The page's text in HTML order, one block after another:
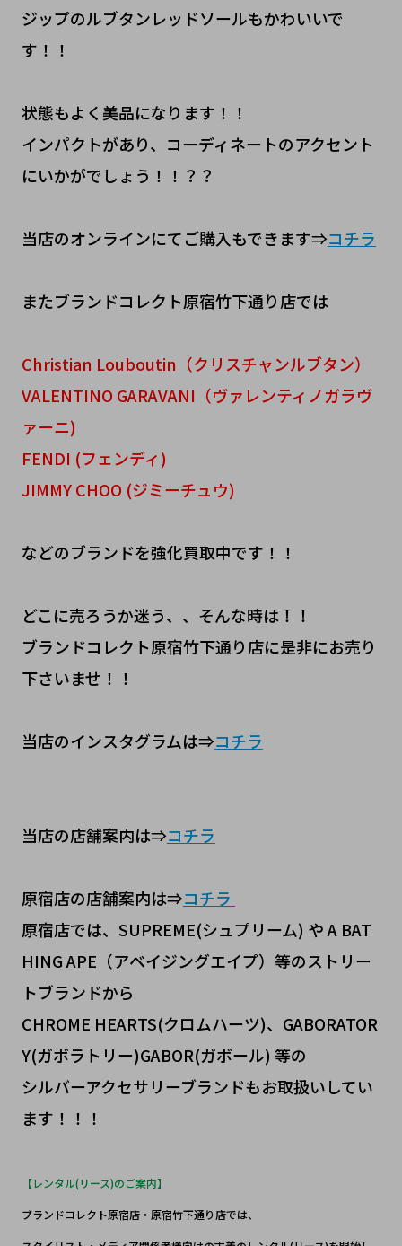
ジップのルブタンレッドソールもかわいいで
す！！
状態もよく美品になります！！
インパクトがあり、コーディネートのアクセント
にいかがでしょう！！？？
当店のオンラインにてご購入もできます⇒コチラ
またブランドコレクト原宿竹下通り店では
Christian Louboutin（クリスチャンルブタン）
VALENTINO GARAVANI（ヴァレンティノガラヴ
ァーニ)
FENDI (フェンディ)
JIMMY CHOO (ジミーチュウ)
などのブランドを強化買取中です！！
どこに売ろうか迷う、、そんな時は！！
ブランドコレクト原宿竹下通り店に是非にお売り
下さいませ！！
当店のインスタグラムは⇒コチラ
当店の店舗案内は⇒コチラ
原宿店の店舗案内は⇒コチラ
原宿店では、SUPREME(シュプリーム) や A BAT
HING APE（アベイジングエイプ）等のストリー
トブランドから
CHROME HEARTS(クロムハーツ)、GABORATOR
Y(ガボラトリー)GABOR(ガボール) 等の
シルバーアクセサリーブランドもお取扱いしてい
ます！！！
【レンタル(リース)のご案内】
ブランドコレクト原宿店・原宿竹下通り店では、